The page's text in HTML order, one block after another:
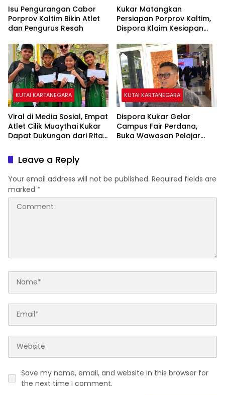
Isu Pengurangan Cabor
Porprov Kaltim Bikin Atlet
dan Pengurus Resah
Kukar Matangkan
Persiapan Porprov Kaltim,
Dispora Klaim Kesiapan
KUTAI KARTANEGARA
Viral di Media Sosial, Empat
Atlet Cilik Muaythai Kukar
Dapat Dukungan dari Rita
KUTAI KARTANEGARA
Dispora Kukar Gelar
Campus Fair Perdana,
Buka Wawasan Pelajar
Leave a Reply
Your email address will not be published. Required fields are
marked *
Save my name, email, and website in this browser for
the next time I comment.